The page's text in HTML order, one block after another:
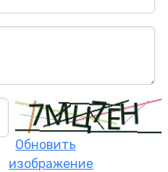
Обновить
изображение